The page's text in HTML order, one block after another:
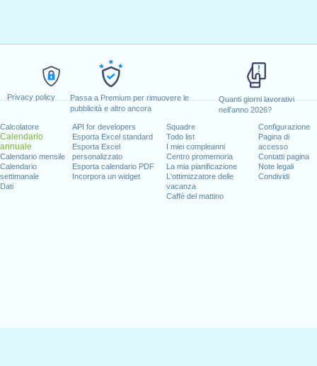
Privacy policy
Passa a Premium per rimuovere le
pubblicità e altro ancora
Quanti giorni lavorativi
nell'anno 2026?
Calcolatore
Calendario
annuale
Calendario mensile
Calendario
settimanale
Dati
API for developers
Esporta Excel standard
Esporta Excel
personalizzato
Esporta calendario PDF
Incorpora un widget
Squadre
Todo list
I miei compleanni
Centro promemoria
La mia pianificazione
L'ottimizzatore delle
vacanza
Caffè del mattino
Configurazione
Pagina di
accesso
Contatti pagina
Note legali
Condividi